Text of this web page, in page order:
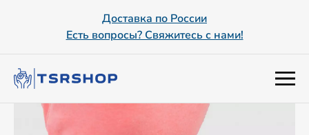
Доставка по России
Есть вопросы? Свяжитесь с нами!